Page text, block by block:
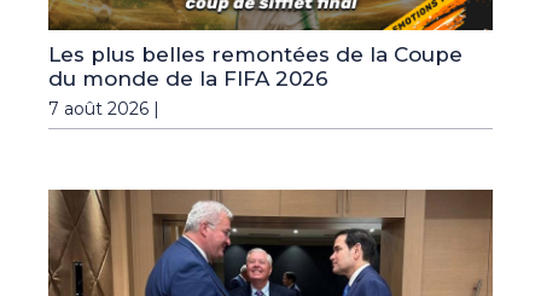
Les plus belles remontées de la Coupe
du monde de la FIFA 2026
7 août 2026 |